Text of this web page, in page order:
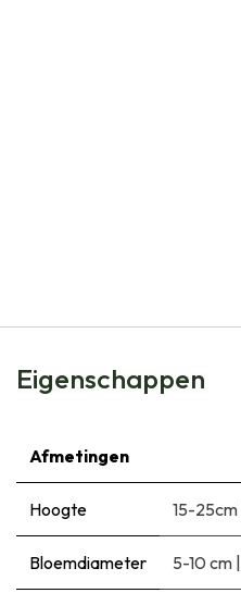
Eigenschappen
Afmetingen
Hoogte 15-25cm
Bloemdiameter 5-10 cm |